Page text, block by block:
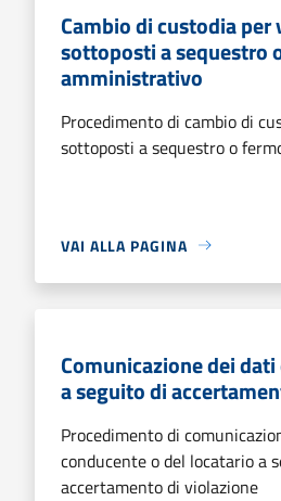
Cambio di custodia per
sottoposti a sequestro
amministrativo
Procedimento di cambio di
sottoposti a sequestro o
VAI ALLA PAGINA
Comunicazione dei
a seguito di
Procedimento di
conducente o del locatario a
accertamento di violazione